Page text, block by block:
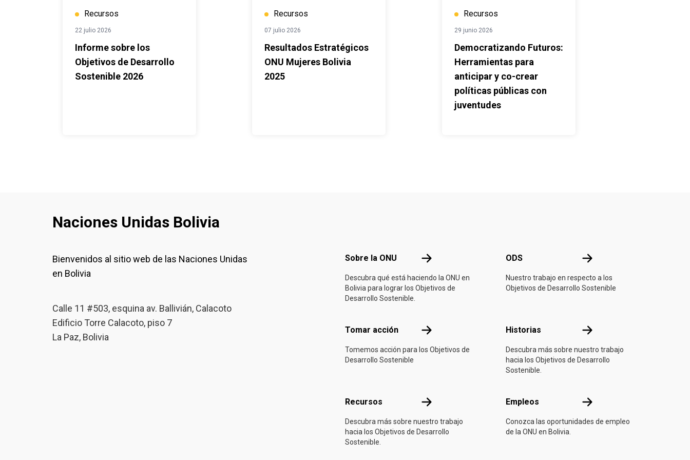
Recursos
22 julio 2026
Informe sobre los
Objetivos de Desarrollo
Sostenible 2026
Recursos
07 julio 2026
Resultados Estratégicos
ONU Mujeres Bolivia
2025
Recursos
29 junio 2026
Democratizando Futuros:
Herramientas para
anticipar y co-crear
políticas públicas con
juventudes
Naciones Unidas Bolivia
Bienvenidos al sitio web de las Naciones Unidas
en Bolivia
Calle 11 #503, esquina av. Ballivián, Calacoto
Edificio Torre Calacoto, piso 7
La Paz, Bolivia
Sobre la ONU Sobre la ONU
Descubra qué está haciendo la ONU en
Bolivia para lograr los Objetivos de
Desarrollo Sostenible.
ODS ODS
Nuestro trabajo en respecto a los
Objetivos de Desarrollo Sostenible
Tomar acción Tomar acción
Tomemos acción para los Objetivos de
Desarrollo Sostenible
Historias Historias
Descubra más sobre nuestro trabajo
hacia los Objetivos de Desarrollo
Sostenible.
Recursos Recursos
Descubra más sobre nuestro trabajo
hacia los Objetivos de Desarrollo
Sostenible.
Empleos Empleos
Conozca las oportunidades de empleo
de la ONU en Bolivia.